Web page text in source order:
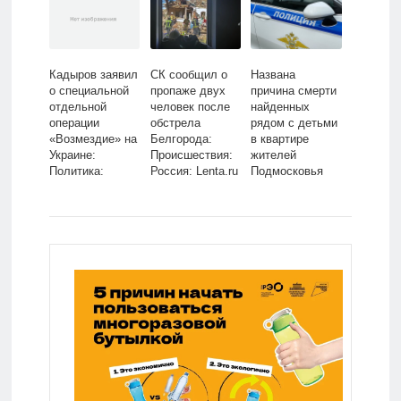
Кадыров заявил
о специальной
отдельной
операции
«Возмездие» на
Украине:
Политика:
СК сообщил о
пропаже двух
человек после
обстрела
Белгорода:
Происшествия:
Россия: Lenta.ru
Названа
причина смерти
найденных
рядом с детьми
в квартире
жителей
Подмосковья